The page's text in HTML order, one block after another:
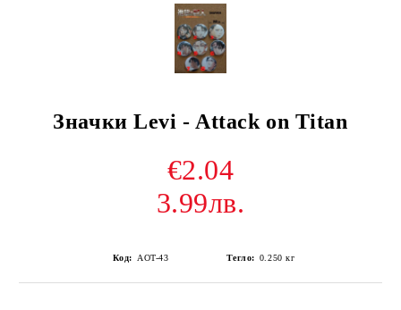
Значки Levi - Attack on Titan
€2.04
3.99лв.
Код: AOT-43 Тегло: 0.250 кг